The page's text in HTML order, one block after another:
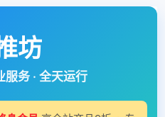
坊
服务 · 全天运行